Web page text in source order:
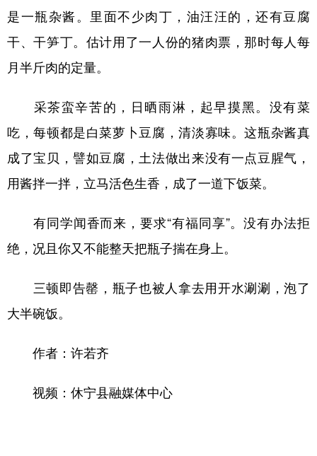
是一瓶杂酱。里面不少肉丁，油汪汪的，还有豆腐
干、干笋丁。估计用了一人份的猪肉票，那时每人每
月半斤肉的定量。
采茶蛮辛苦的，日晒雨淋，起早摸黑。没有菜
吃，每顿都是白菜萝卜豆腐，清淡寡味。这瓶杂酱真
成了宝贝，譬如豆腐，土法做出来没有一点豆腥气，
用酱拌一拌，立马活色生香，成了一道下饭菜。
有同学闻香而来，要求“有福同享”。没有办法拒
绝，况且你又不能整天把瓶子揣在身上。
三顿即告罄，瓶子也被人拿去用开水涮涮，泡了
大半碗饭。
作者：许若齐
视频：休宁县融媒体中心